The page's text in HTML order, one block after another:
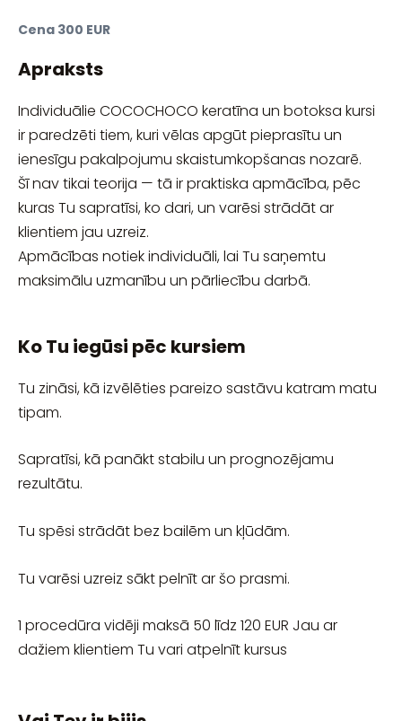
Cena 300 EUR
Apraksts
Individuālie COCOCHOCO keratīna un botoksa kursi
ir paredzēti tiem, kuri vēlas apgūt pieprasītu un
ienesīgu pakalpojumu skaistumkopšanas nozarē.
Šī nav tikai teorija — tā ir praktiska apmācība, pēc
kuras Tu sapratīsi, ko dari, un varēsi strādāt ar
klientiem jau uzreiz.
Apmācības notiek individuāli, lai Tu saņemtu
maksimālu uzmanību un pārliecību darbā.
Ko Tu iegūsi pēc kursiem
Tu zināsi, kā izvēlēties pareizo sastāvu katram matu
tipam.
Sapratīsi, kā panākt stabilu un prognozējamu
rezultātu.
Tu spēsi strādāt bez bailēm un kļūdām.
Tu varēsi uzreiz sākt pelnīt ar šo prasmi.
1 procedūra vidēji maksā 50 līdz 120 EUR Jau ar
dažiem klientiem Tu vari atpelnīt kursus